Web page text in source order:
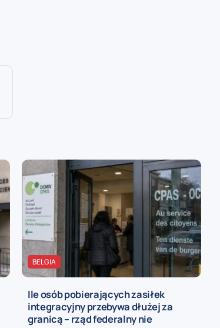
BELGIA
Ile osób pobierających zasiłek
integracyjny przebywa dłużej za
granicą – rząd federalny nie